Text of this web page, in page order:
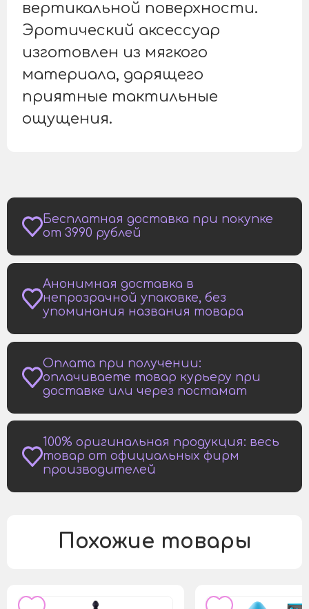
вертикальной поверхности.
Эротический аксессуар
изготовлен из мягкого
материала, дарящего
приятные тактильные
ощущения.
Бесплатная доставка при покупке
от 3990 рублей
Анонимная доставка в
непрозрачной упаковке, без
упоминания названия товара
Оплата при получении:
оплачиваете товар курьеру при
доставке или через постамат
100% оригинальная продукция: весь
товар от официальных фирм
производителей
Похожие товары